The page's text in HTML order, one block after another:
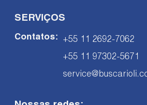
SERVIÇOS
Contatos:
+55 11 2692-7062
+55 11 97302-5671